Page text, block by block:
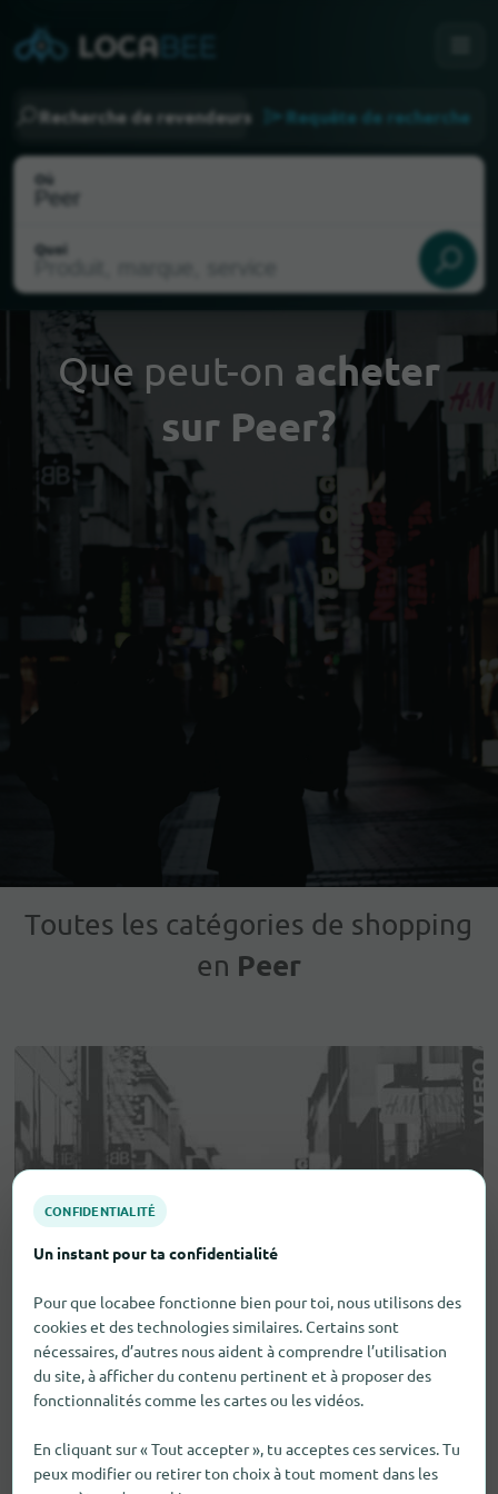
Recherche de revendeurs Requête de recherche
Où
Quoi
Choisir ma localisation
Que peut-on acheter
sur Peer?
Toutes les catégories de shopping
en Peer
CONFIDENTIALITÉ
Un instant pour ta confidentialité
Pour que locabee fonctionne bien pour toi, nous utilisons des
cookies et des technologies similaires. Certains sont
nécessaires, d’autres nous aident à comprendre l’utilisation
du site, à afficher du contenu pertinent et à proposer des
fonctionnalités comme les cartes ou les vidéos.
En cliquant sur « Tout accepter », tu acceptes ces services. Tu
peux modifier ou retirer ton choix à tout moment dans les